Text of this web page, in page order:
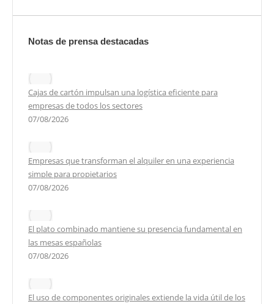
Notas de prensa destacadas
Cajas de cartón impulsan una logística eficiente para
empresas de todos los sectores
07/08/2026
Empresas que transforman el alquiler en una experiencia
simple para propietarios
07/08/2026
El plato combinado mantiene su presencia fundamental en
las mesas españolas
07/08/2026
El uso de componentes originales extiende la vida útil de los